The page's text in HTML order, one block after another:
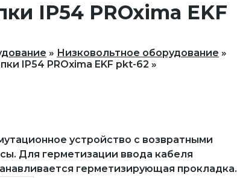
IP54 PROxima EKF
Низковольтное оборудование
IP54 PROxima EKF pkt-62
устройство с возвратными
Для герметизации ввода кабеля
герметизирующая прокладка.